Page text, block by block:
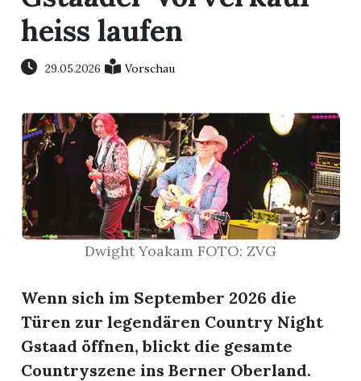
Events
heiss laufen
29.05.2026 Vorschau
Dwight Yoakam FOTO: ZVG
Wenn sich im September 2026 die
Türen zur legendären Country Night
Gstaad öffnen, blickt die gesamte
Countryszene ins Berner Oberland.